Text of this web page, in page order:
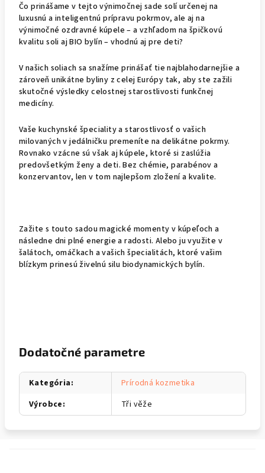
Čo prinášame v tejto výnimočnej sade solí určenej na
luxusnú a inteligentnú prípravu pokrmov, ale aj na
výnimočné ozdravné kúpele – a vzhľadom na špičkovú
kvalitu soli aj BIO bylín – vhodnú aj pre deti?
V našich soliach sa snažíme prinášať tie najblahodarnejšie a
zároveň unikátne byliny z celej Európy tak, aby ste zažili
skutočné výsledky celostnej starostlivosti funkčnej
medicíny.
Vaše kuchynské špeciality a starostlivosť o vašich
milovaných v jedálničku premeníte na delikátne pokrmy.
Rovnako vzácne sú však aj kúpele, ktoré si zaslúžia
predovšetkým ženy a deti. Bez chémie, parabénov a
konzervantov, len v tom najlepšom zložení a kvalite.
Zažite s touto sadou magické momenty v kúpeľoch a
následne dni plné energie a radosti. Alebo ju využite v
šalátoch, omáčkach a vašich špecialitách, ktoré vašim
blízkym prinesú živelnú silu biodynamických bylín.
Dodatočné parametre
Kategória:
Prírodná kozmetika
Výrobce: Tři věže